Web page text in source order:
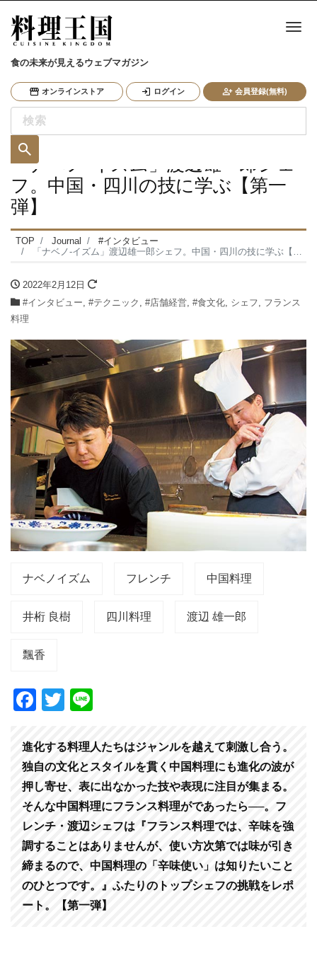
食の未来が見えるウェブマガジン
オンラインストア ログイン 会員登録(無料)
ナ
「ナベノ-イズム」渡辺雄一郎シェ
フ。中国・四川の技に学ぶ【第一
弾】
TOP Journal
#インタビュー
「ナベノ-イズム」渡辺雄一郎シェフ。中国・四川の技に学ぶ【第一弾】
2022年2月12日
#インタビュー, #テクニック , #店舗経営, #食文化, シェフ, フランス
料理
ナベノイズム フレンチ 中国料理
井桁 良樹 四川料理 渡辺 雄一郎
飄香
F
c
e
b
o
o
k
T
tt
er
e
進化する料理人たちはジャンルを越えて刺激し合う。
独自の文化とスタイルを貫く中国料理にも進化の波が
押し寄せ、表に出なかった技や表現に注目が集まる。
そんな中国料理にフランス料理がであったら──。フ
レンチ・渡辺シェフは『フランス料理では、辛味を強
調することはありませんが、使い方次第では味が引き
締まるので、中国料理の「辛味使い」は知りたいこと
のひとつです。』ふたりのトップシェフの挑戦をレポ
ート 。 【第一弾】